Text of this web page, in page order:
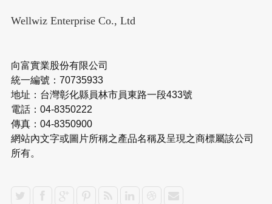
Wellwiz Enterprise Co., Ltd
向富實業股份有限公司
統一編號：70735933
地址：台灣彰化縣員林市員東路一段433號
電話：04-8350222
傳真：04-8350900
網站內文字或圖片所稱之產品名稱及呈現之商標屬該公司
所有。